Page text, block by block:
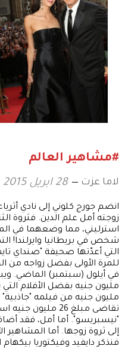
#مشاهير العالم
لاما عزت 28 ابريل 2015
انضم جورج كلوني إلى نادي
شخص في بريطانيا وايرلندا!
للمرة الأولى بفضل زواجه من
مليون جنيه من فيلمه "جاذبية"
تقاضى مبلغ 26
"نيسبريسو". أما أمل، فقد
إلى ثروة زوجها. أما المشاهير